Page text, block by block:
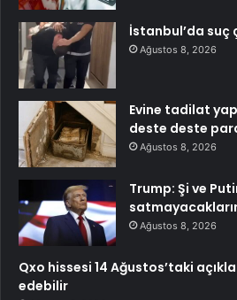
İstanbul’da
Ağustos 8, 2026
Evine tadilat
deste deste
Ağustos 8, 2026
Trump: Şi ve
Ağustos 8, 2026
Qxo hissesi 14 Ağustos’taki
edebilir